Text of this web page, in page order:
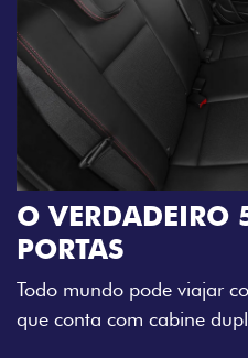
O VERDADEIRO
PORTAS
Todo mundo pode viajar
que conta com cabine